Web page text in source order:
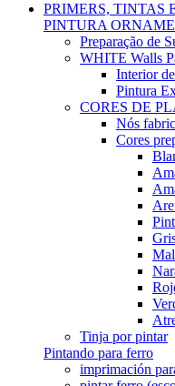
PRIMERS, TINTAS
PINTURA
Preparação de
WHITE Walls
Interior
Pintura
CORES DE
Nós
Cores
Tinja por pintar
Pintando para ferro
imprimación